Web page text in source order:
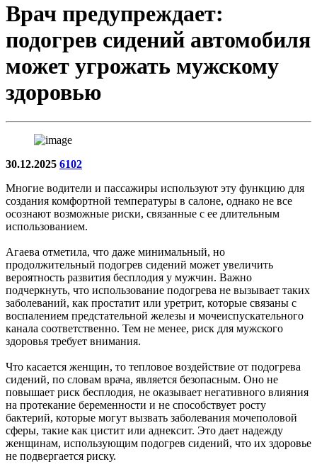
Врач предупреждает:
подогрев сидений автомобиля
может угрожать мужскому
здоровью
30.12.2025 6102
Многие водители и пассажиры используют эту функцию для
создания комфортной температуры в салоне, однако не все
осознают возможные риски, связанные с ее длительным
использованием.
Агаева отметила, что даже минимальный, но
продолжительный подогрев сидений может увеличить
вероятность развития бесплодия у мужчин. Важно
подчеркнуть, что использование подогрева не вызывает таких
заболеваний, как простатит или уретрит, которые связаны с
воспалением предстательной железы и мочеиспускательного
канала соответственно. Тем не менее, риск для мужского
здоровья требует внимания.
Что касается женщин, то тепловое воздействие от подогрева
сидений, по словам врача, является безопасным. Оно не
повышает риск бесплодия, не оказывает негативного влияния
на протекание беременности и не способствует росту
бактерий, которые могут вызвать заболевания мочеполовой
сферы, такие как цистит или аднексит. Это дает надежду
женщинам, использующим подогрев сидений, что их здоровье
не подвергается риску.